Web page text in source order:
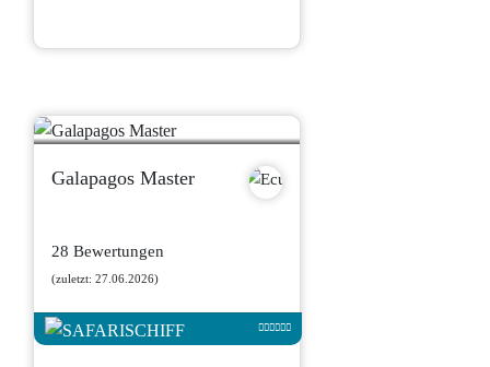
Galapagos Master
28 Bewertungen
(zuletzt: 27.06.2026)